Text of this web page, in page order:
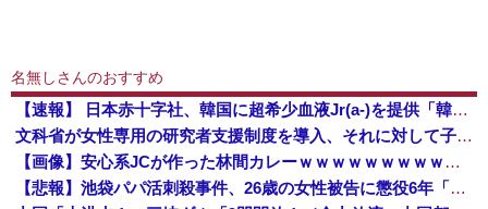
名無しさんのおすすめ
【速報】 日本赤十字社、韓国に超希少血液Jr(a-)を提供「韓国内では適合する血液を確保できなかった」※今回で4回目
文科省が女性専用の研究者支援制度を導入、それに対して子育て負担に苦しむ若手男性研究者は……
【画像】安心系JCが作った林間カレーｗｗｗｗｗｗｗｗｗｗｗｗｗｗｗｗｗｗｗｗｗｗｗｗ
【悲報】池袋パパ活刺殺事件、26歳の女性被告に懲役6年「司法の女割」批判が紛糾 → ﾈｯﾄ「ジャンポケ斎藤の罪より軽くて草」ｗｗｗｗｗｗｗｗｗｗ...